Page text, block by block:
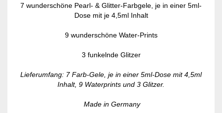
7 wunderschöne Pearl- & Glitter-Farbgele, je in einer 5ml-
Dose mit je 4,5ml Inhalt
9 wunderschöne Water-Prints
3 funkelnde Glitzer
Lieferumfang: 7 Farb-Gele, je in einer 5ml-Dose mit 4,5ml
Inhalt, 9 Waterprints und 3 Glitzer.
Made in Germany